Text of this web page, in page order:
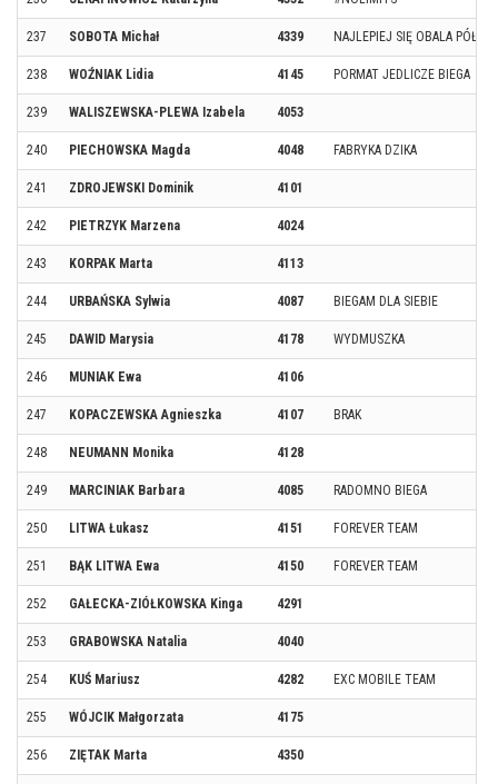
237 SOBOTA Michał 4339 NAJLEPIEJ SIĘ OBALA PÓŁ
238 WOŹNIAK Lidia 4145 PORMAT JEDLICZE BIEGA
239 WALISZEWSKA-PLEWA Izabela 4053
240 PIECHOWSKA Magda 4048 FABRYKA DZIKA
241 ZDROJEWSKI Dominik 4101
242 PIETRZYK Marzena 4024
243 KORPAK Marta 4113
244 URBAŃSKA Sylwia 4087 BIEGAM DLA SIEBIE
245 DAWID Marysia 4178 WYDMUSZKA
246 MUNIAK Ewa 4106
247 KOPACZEWSKA Agnieszka 4107 BRAK
248 NEUMANN Monika 4128
249 MARCINIAK Barbara 4085 RADOMNO BIEGA
250 LITWA Łukasz 4151 FOREVER TEAM
251 BĄK LITWA Ewa 4150 FOREVER TEAM
252 GAŁECKA-ZIÓŁKOWSKA Kinga 4291
253 GRABOWSKA Natalia 4040
254 KUŚ Mariusz 4282 EXC MOBILE TEAM
255 WÓJCIK Małgorzata 4175
256 ZIĘTAK Marta 4350